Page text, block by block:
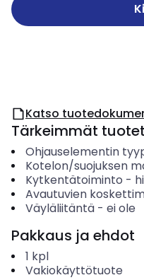
Katso
Tärkeimmät
Ohjauselementin
Kotelon/suojuksen
Kytkentätoiminto -
Avautuvien
Väyläliitäntä- ei ole
Pakkaus ja ehdot
1 kpl
Vakiokäyttötuote